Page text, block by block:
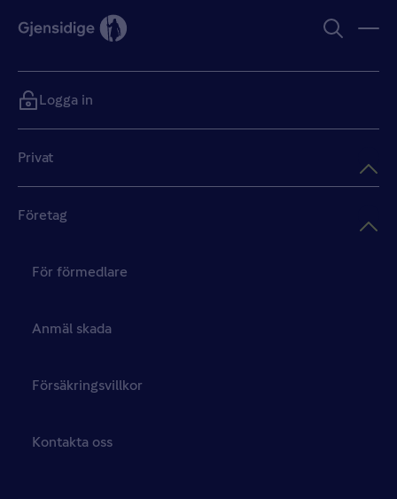
Privat
Företag
För förmedlare
Anmäl skada
Försäkringsvillkor
Kontakta oss
Logga in